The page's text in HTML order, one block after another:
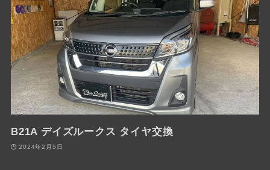
B21A デイズルークス タイヤ交換
2024年2月5日